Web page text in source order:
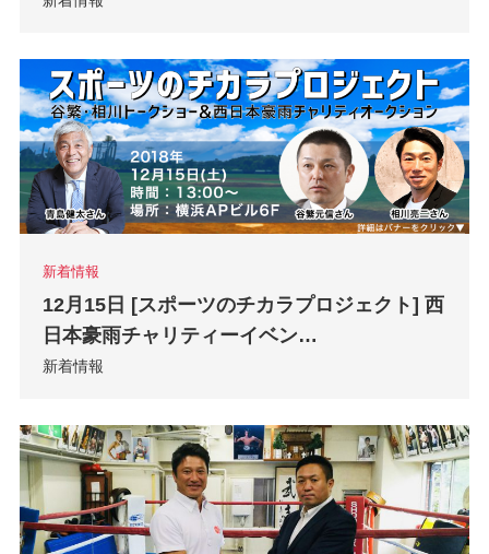
新着情報
12月15日 [スポーツのチカラプロジェクト] 西
日本豪雨チャリティーイベン…
新着情報